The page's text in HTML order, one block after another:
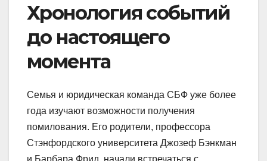
Хронология событий
до настоящего
момента
Семья и юридическая команда СБФ уже более
года изучают возможности получения
помилования. Его родители, профессора
Стэнфордского университета Джозеф Бэнкман
и Барбара Фрид, начали встречаться с